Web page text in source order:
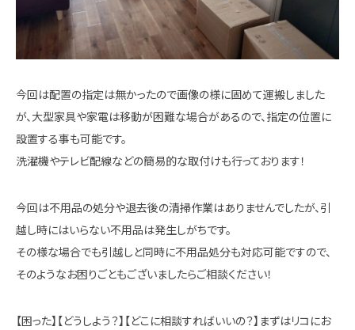
今回は配置の指定は無かったので画像の様に固めて運搬しました
が、大型家具や家電は移動が困難な場合があるので、指定の位置に
設置する事も可能です。
洗濯機やテレビ配線などの簡易的な取付けも行っております！
今回は不用品の処分や退去後の清掃作業はありませんでしたが、引
越し時にはいらない不用品は発生しがちです。
その様な場合でも引越しと同時に不用品処分も対応可能ですので、
そのようなお困りごともございましたらご相談ください！
【困った】【どうしよう？】【どこに相談すればいいの？】まずはリコにお